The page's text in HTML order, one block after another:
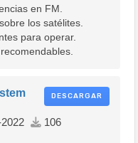
en FM.
los satélites.
para operar.
DESCARGAR
106